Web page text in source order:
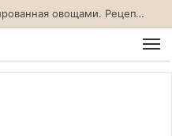
Скумбрия лодочкой, фаршированная овощами. Рецепт с фото